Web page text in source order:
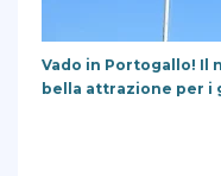
Vado in Portogallo! Il
bella attrazione per i